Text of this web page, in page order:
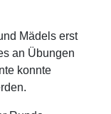
Mädels erst
an Übungen
konnte